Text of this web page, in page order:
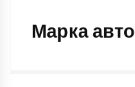
Марка авто